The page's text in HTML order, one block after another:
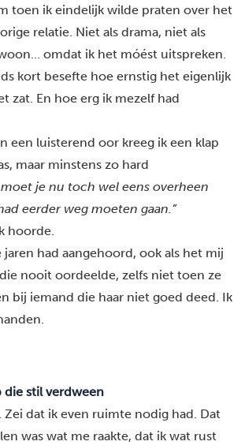
toen ik eindelijk wilde praten over het
relatie. Niet als drama, niet als
omdat ik het móést uitspreken.
kort besefte hoe ernstig het eigenlijk
zat. En hoe erg ik mezelf had
een luisterend oor kreeg ik een klap
maar minstens zo hard
moet je nu toch wel eens overheen
eerder weg moeten gaan.”
hoorde.
jaren had aangehoord, ook als het mij
nooit oordeelde, zelfs niet toen ze
bij iemand die haar niet goed deed. Ik
die stil verdween
dat ik even ruimte nodig had. Dat
was wat me raakte, dat ik wat rust